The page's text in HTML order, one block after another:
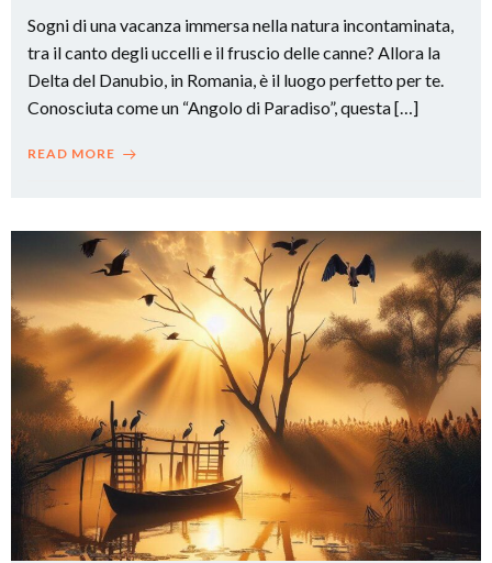
Sogni di una vacanza immersa nella natura incontaminata,
tra il canto degli uccelli e il fruscio delle canne? Allora la
Delta del Danubio, in Romania, è il luogo perfetto per te.
Conosciuta come un “Angolo di Paradiso”, questa […]
READ MORE